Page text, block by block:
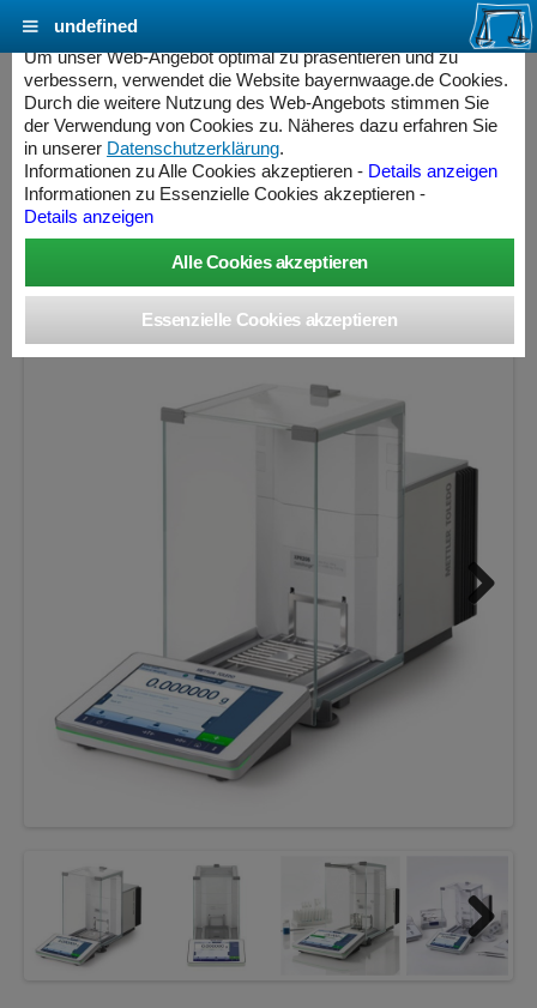
METTLER-TOLEDO Analysenwaage
Excellence XPR205D5/M Geeichte Ausführung
» Produkt nicht mehr lieferbar «
Wägebereich: 220 g, Ablesbarkeit: 0,5 mg, Eichschritt: 1
Next
Next
Cookie Einstellungen - bayernwaage.de
Um unser Web-Angebot optimal zu präsentieren und zu
verbessern, verwendet die Website bayernwaage.de Cookies.
Durch die weitere Nutzung des Web-Angebots stimmen Sie
der Verwendung von Cookies zu. Näheres dazu erfahren Sie
in unserer Datenschutzerklärung.
Informationen zu Alle Cookies akzeptieren - Details anzeigen
Informationen zu Essenzielle Cookies akzeptieren -
Details anzeigen
undefined